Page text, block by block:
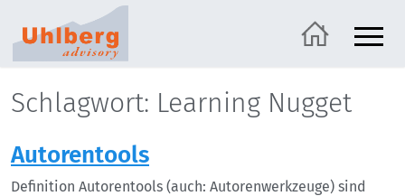
Schlagwort: Learning Nugget
Autorentools
Definition Autorentools (auch: Autorenwerkzeuge) sind